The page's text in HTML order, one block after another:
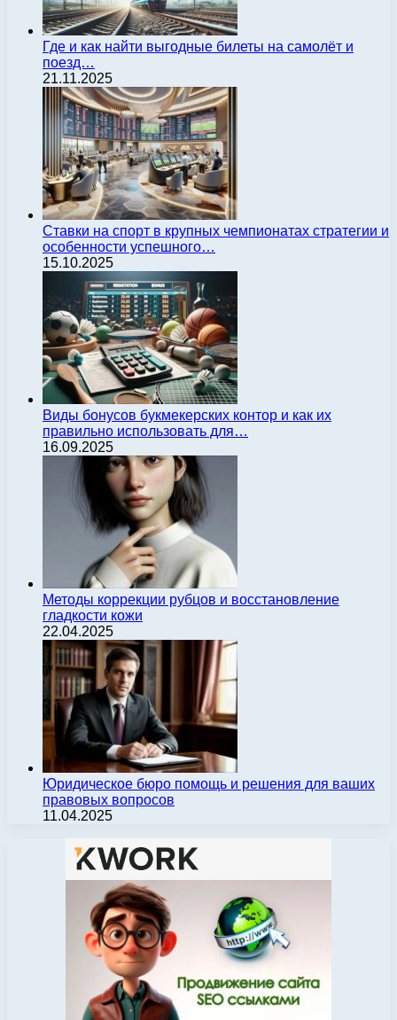
Где и как найти выгодные билеты на самолёт и
поезд…
21.11.2025
Ставки на спорт в крупных чемпионатах стратегии и
особенности успешного…
15.10.2025
Виды бонусов букмекерских контор и как их
правильно использовать для…
16.09.2025
Методы коррекции рубцов и восстановление
гладкости кожи
22.04.2025
Юридическое бюро помощь и решения для ваших
правовых вопросов
11.04.2025